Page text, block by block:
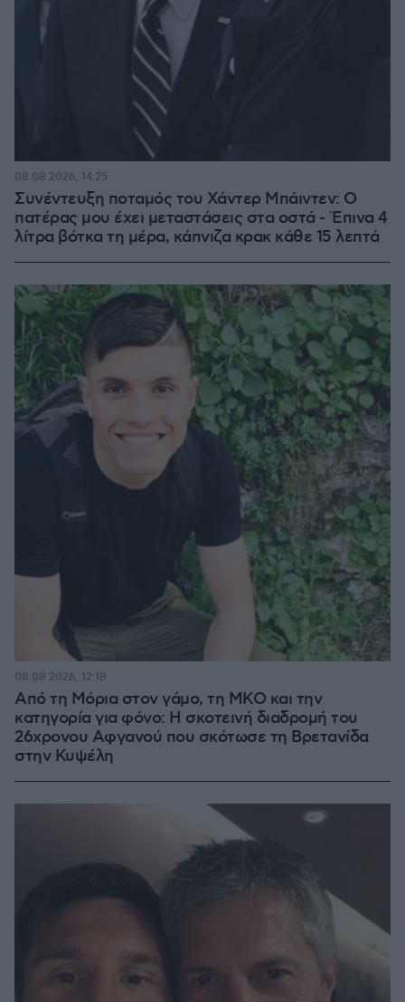
Συνέντευξη ποταμός του Χάντερ Μπάιντεν: Ο
πατέρας μου έχει μεταστάσεις στα οστά - Έπινα 4
λίτρα βότκα τη μέρα, κάπνιζα κρακ κάθε 15 λεπτά
08.08.2026, 14:25
Από τη Μόρια στον γάμο, τη ΜΚΟ και την
κατηγορία για φόνο: Η σκοτεινή διαδρομή του
26χρονου Αφγανού που σκότωσε τη Βρετανίδα
στην Κυψέλη
08.08.2026, 12:18